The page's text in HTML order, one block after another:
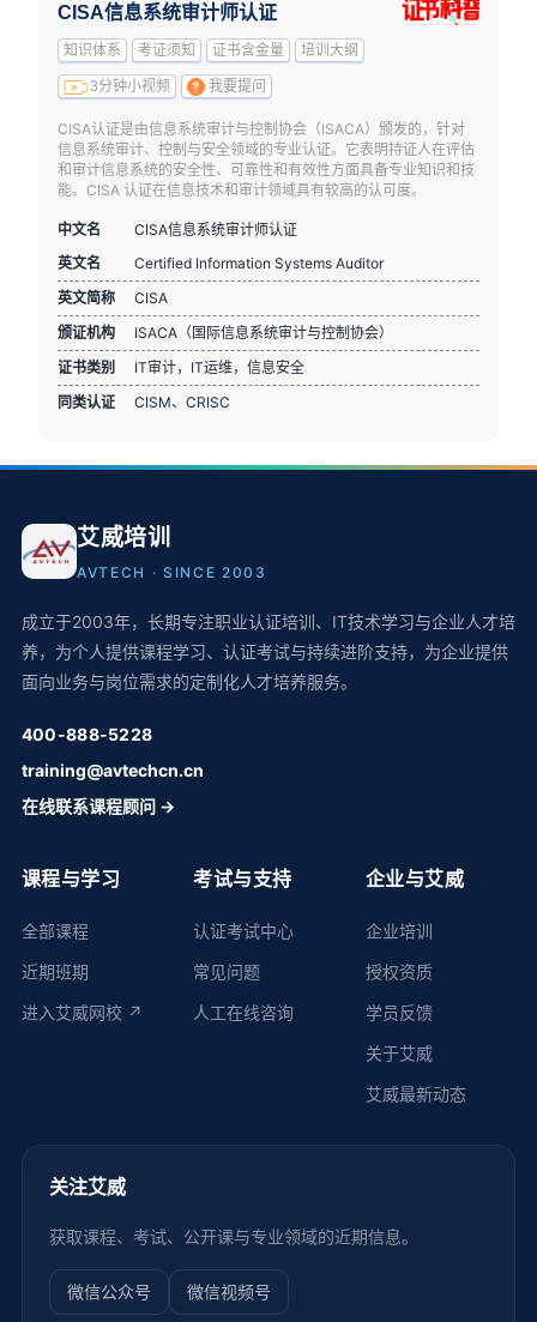
CISA信息系统审计师认证
知识体系 考证须知 证书含金量 培训大纲
3分钟小视频 我要提问
CISA认证是由信息系统审计与控制协会（ISACA）颁发的，针对
信息系统审计、控制与安全领域的专业认证。它表明持证人在评估
和审计信息系统的安全性、可靠性和有效性方面具备专业知识和技
能。CISA 认证在信息技术和审计领域具有较高的认可度。
中文名
CISA信息系统审计师认证
英文名
Certified Information Systems Auditor
英文简称
CISA
颁证机构
ISACA（国际信息系统审计与控制协会）
证书类别
IT审计，IT运维，信息安全
同类认证
CISM、CRISC
艾威培训
AVTECH · SINCE 2003
成立于2003年，长期专注职业认证培训、IT技术学习与企业人才培
养，为个人提供课程学习、认证考试与持续进阶支持，为企业提供
面向业务与岗位需求的定制化人才培养服务。
400-888-5228
training@avtechcn.cn
在线联系课程顾问 →
课程与学习
全部课程
近期班期
进入艾威网校 ↗
考试与支持
认证考试中心
常见问题
人工在线咨询
企业与艾威
企业培训
授权资质
学员反馈
关于艾威
艾威最新动态
关注艾威
获取课程、考试、公开课与专业领域的近期信息。
微信公众号 微信视频号